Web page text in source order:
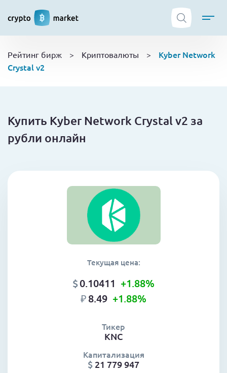
ТОП криптобирж
Криптовалюты
Кошельки
Рейтинг бирж > Криптовалюты >
Kyber Network
Crystal v2
Купить Kyber Network Crystal v2 за
рубли онлайн
Текущая цена:
$0.10411 +1.88%
₽8.49 +1.88%
Тикер
KNC
Капитализация
$ 21 779 947